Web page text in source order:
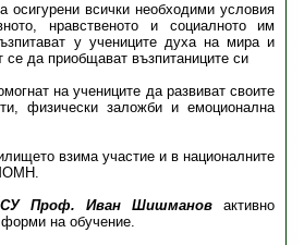
осигурени всички необходими условия
нравственото и социалното им
у учениците духа на мира и
се да приобщават възпитаниците си
на учениците да развиват своите
физически заложби и емоционална
взима участие и в националните
Проф. Иван Шишманов активно
на обучение.